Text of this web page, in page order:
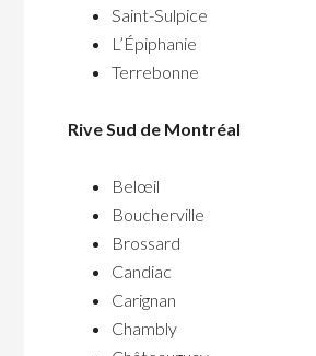
Saint-Sulpice
L’Épiphanie
Terrebonne
Rive Sud de Montréal
Belœil
Boucherville
Brossard
Candiac
Carignan
Chambly